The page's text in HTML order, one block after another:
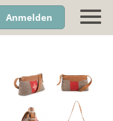
Anmelden